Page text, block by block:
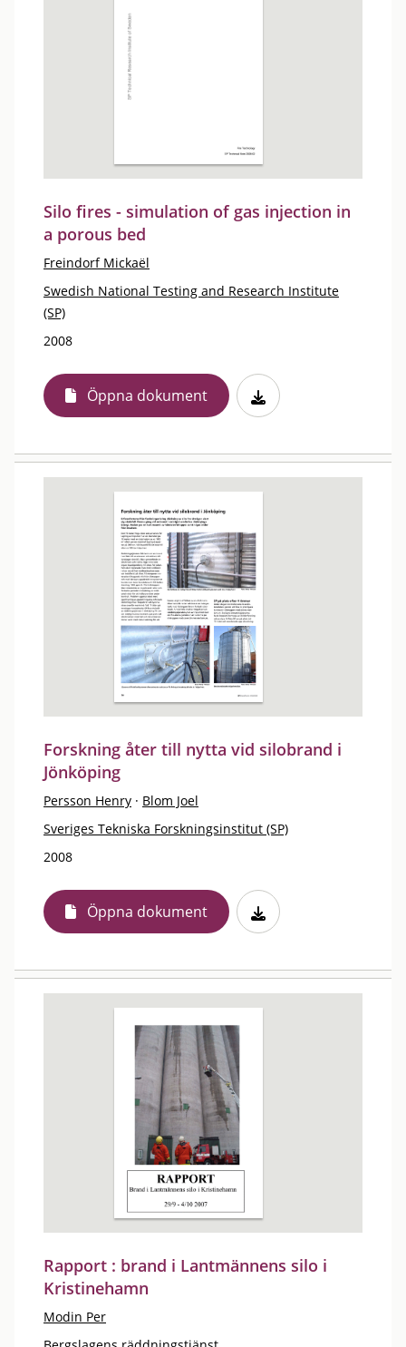
Silo fires - simulation of gas injection in
a porous bed
Freindorf Mickaël
Swedish National Testing and Research Institute
(SP)
2008
Öppna dokument
Forskning åter till nytta vid silobrand i
Jönköping
Persson Henry · Blom Joel
Sveriges Tekniska Forskningsinstitut (SP)
2008
Öppna dokument
Rapport : brand i Lantmännens silo i
Kristinehamn
Modin Per